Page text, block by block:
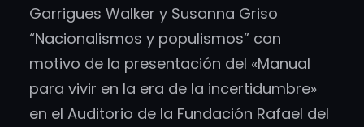
Garrigues Walker y Susanna Griso
“Nacionalismos y populismos” con
motivo de la presentación del «Manual
para vivir en la era de la incertidumbre»
en el Auditorio de la Fundación Rafael del